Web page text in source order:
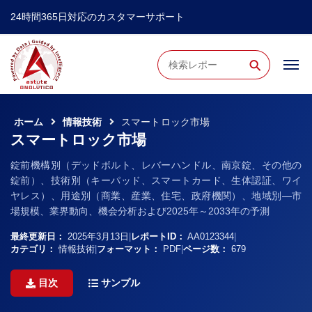
24時間365日対応のカスタマーサポート
⚲
ホーム 情報技術 スマートロック市場
スマートロック市場
錠前機構別（デッドボルト、レバーハンドル、南京錠、その他の
錠前）、技術別（キーパッド、スマートカード、生体認証、ワイ
ヤレス）、用途別（商業、産業、住宅、政府機関）、地域別―市
場規模、業界動向、機会分析および2025年～2033年の予測
最終更新日： 2025年3月13日 レポートID： AA0123344
カテゴリ： 情報技術 フォーマット： PDF ページ数： 679
目次 サンプル